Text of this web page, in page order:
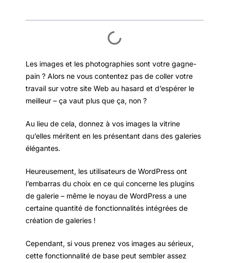
Les images et les photographies sont votre gagne-
pain ? Alors ne vous contentez pas de coller votre
travail sur votre site Web au hasard et d’espérer le
meilleur – ça vaut plus que ça, non ?
Au lieu de cela, donnez à vos images la vitrine
qu’elles méritent en les présentant dans des galeries
élégantes.
Heureusement, les utilisateurs de WordPress ont
l’embarras du choix en ce qui concerne les plugins
de galerie – même le noyau de WordPress a une
certaine quantité de fonctionnalités intégrées de
création de galeries !
Cependant, si vous prenez vos images au sérieux,
cette fonctionnalité de base peut sembler assez